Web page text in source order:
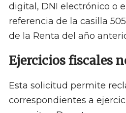
digital, DNI electrónico o
referencia de la casilla
de la Renta del año
Ejercicios fiscales
Esta solicitud permite
correspondientes a